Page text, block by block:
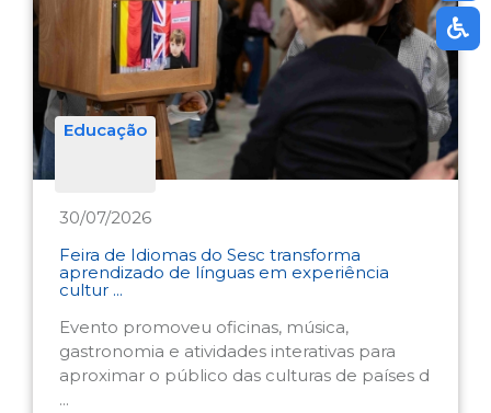
Educação
30/07/2026
Feira de Idiomas do Sesc transforma
aprendizado de línguas em experiência
cultur ...
Evento promoveu oficinas, música,
gastronomia e atividades interativas para
aproximar o público das culturas de países d
...